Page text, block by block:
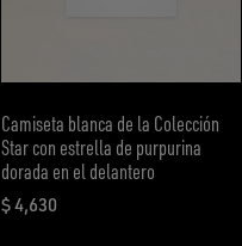
Camiseta blanca de la Colección
Star con estrella de purpurina
dorada en el delantero
$ 4,630
precio actual $ 4,630